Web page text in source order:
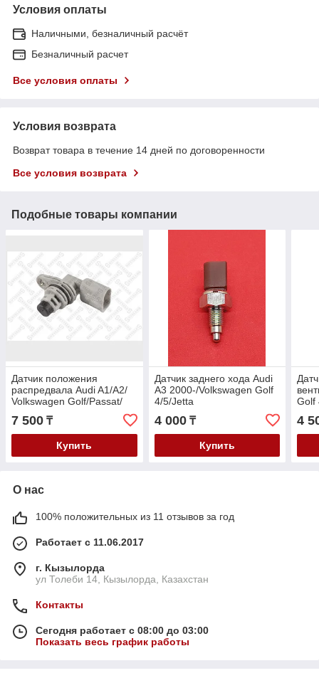
Условия оплаты
Наличными, безналичный расчёт
Безналичный расчет
Все условия оплаты
Условия возврата
Возврат товара в течение 14 дней по договоренности
Все условия возврата
Подобные товары компании
Датчик положения
распредвала Audi A1/A2/
Volkswagen Golf/Passat/
POLO 09-/Skoda
Octavia/Fabia/ Rapid 11-
7 500 ₸
Купить
Датчик заднего хода Audi
A3 2000-/Volkswagen Golf
4/5/Jetta
/Bora/Polo/Sharan/Skoda
Octavia 2000-/Rapid 2011-
4 000₸
Купить
Golf
97-/
4
О нас
100% положительных из 11 отзывов за год
Работает с 11.06.2017
г. Кызылорда
ул Толеби 14, Кызылорда, Казахстан
Контакты
Сегодня работает с 08:00 до 03:00
Показать весь график работы